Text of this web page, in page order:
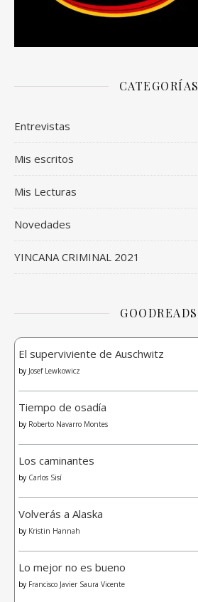
CATEGORÍAS
Entrevistas
Mis escritos
Mis Lecturas
Novedades
YINCANA CRIMINAL 2021
GOODREADS
El superviviente de Auschwitz
by Josef Lewkowicz
Tiempo de osadía
by Roberto Navarro Montes
Los caminantes
by Carlos Sisí
Volverás a Alaska
by Kristin Hannah
Lo mejor no es bueno
by Francisco Javier Saura Vicente